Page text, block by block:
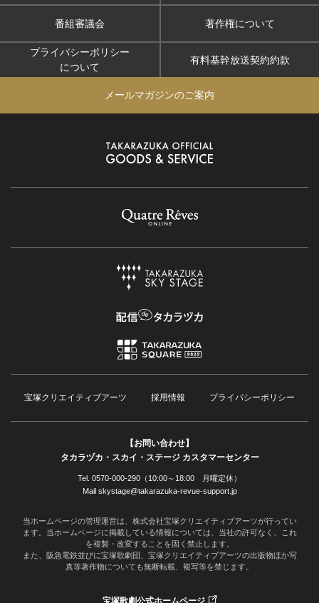
番組審議会 著作権について
プライバシーポリシー
について
有料基幹放送契約約款
メールマガジンのご案内
宝塚クリエイティブアーツ 採用情報 プライバシーポリシー
【お問い合わせ】
タカラヅカ・スカイ・ステージ カスタマーセンター
Tel. 0570-000-290（10:00～18:00 月曜定休）
Mail skystage@takarazuka-revue-support.jp
当ホームページの管理運営は、株式会社宝塚クリエイティブアーツが行ってい
ます。当ホームページに掲載している情報については、当社の許可なく、これ
を複製・改変することを固く禁止します。
また、阪急電鉄並びに宝塚歌劇団、宝塚クリエイティブアーツの出版物ほか写
真等著作物についても無断転載、複写等を禁じます。
宝塚歌劇公式ホームページ